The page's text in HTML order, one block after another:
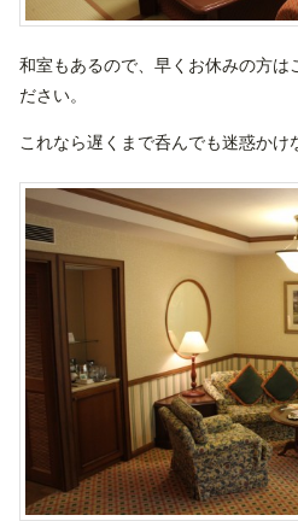
和室もあるので、早くお休みの方は
ださい。
これなら遅くまで呑んでも迷惑かけ